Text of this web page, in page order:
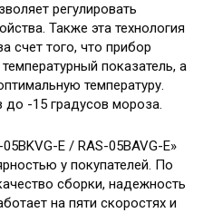
регулировать
Также эта технология
счет того, что прибор
показатель, а
температуру.
до -15 градусов мороза.
E / RAS-05BAVG-E»
у покупателей. По
сборки, надежность
на пяти скоростях и